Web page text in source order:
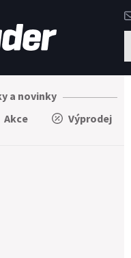
a novinky
Akce Výprodej